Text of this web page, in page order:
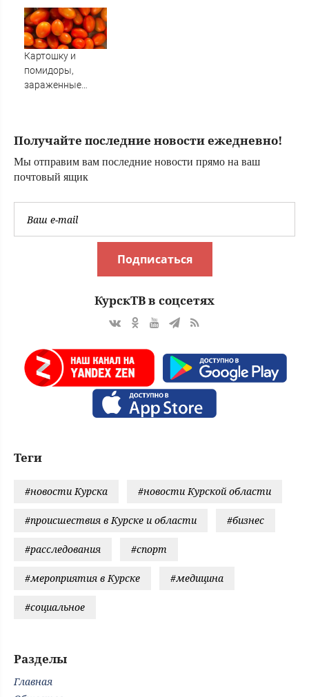
исполнил: почему
японцы забыли,
кто сжег
Хиросиму
Картошку и
помидоры,
зараженные
Амурскую
Получайте последние новости ежедневно!
Мы отправим вам последние новости прямо на ваш
почтовый ящик
Подписаться
КурскТВ в соцсетях
Теги
#новости Курска #новости Курской области
#происшествия в Курске и области #бизнес
#расследования #спорт
#мероприятия в Курске #медицина
#социальное
Разделы
Главная